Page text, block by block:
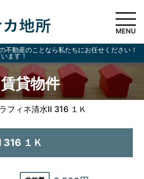
MENU
不動産のことなら私たちにお任せください！
ます！
賃貸物件
フィネ清水Ⅱ 316 １Ｋ
316 １Ｋ